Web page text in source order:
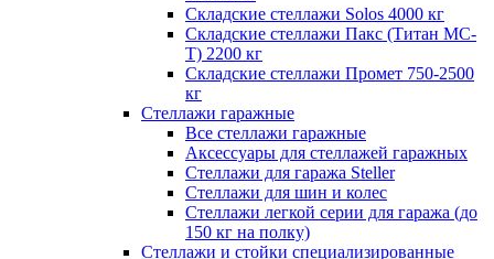
Складские стеллажи Solos 4000 кг
Складские стеллажи Пакс (Титан МС-
Т) 2200 кг
Складские стеллажи Промет 750-2500
кг
Стеллажи гаражные
Все стеллажи гаражные
Аксессуары для стеллажей гаражных
Стеллажи для гаража Steller
Стеллажи для шин и колес
Стеллажи легкой серии для гаража (до
150 кг на полку)
Стеллажи и стойки специализированные